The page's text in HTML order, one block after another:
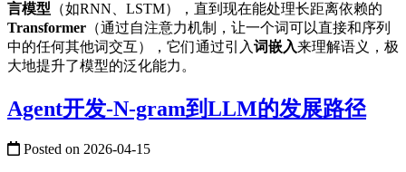
言模型 （如RNN、LSTM），直到现在能处理长距离依赖的
Transformer （通过自注意力机制，让一个词可以直接和序列
中的任何其他词交互），它们通过引入词嵌入来理解语义，极
大地提升了模型的泛化能力。
Agent开发-N-gram到LLM的发展路径
Posted on 2026-04-15